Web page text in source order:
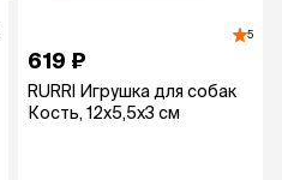
5
619 ₽
RURRI Игрушка для собак
Кость, 12х5,5х3 см